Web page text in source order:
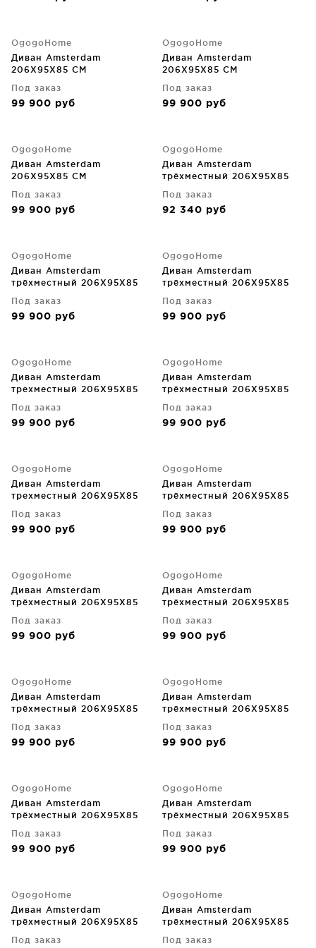
OgogoHome
Диван Amsterdam
206X95X85 CM
Под заказ
99 900 руб
OgogoHome
Диван Amsterdam
206X95X85 CM
Под заказ
99 900 руб
OgogoHome
Диван Amsterdam
206X95X85 CM
Под заказ
99 900 руб
OgogoHome
Диван Amsterdam
трёхместный 206X95X85
Под заказ
92 340 руб
OgogoHome
Диван Amsterdam
трёхместный 206X95X85
Под заказ
99 900 руб
OgogoHome
Диван Amsterdam
трёхместный 206X95X85
Под заказ
99 900 руб
OgogoHome
Диван Amsterdam
трехместный 206X95X85
Под заказ
99 900 руб
OgogoHome
Диван Amsterdam
трёхместный 206X95X85
Под заказ
99 900 руб
OgogoHome
Диван Amsterdam
трехместный 206X95X85
Под заказ
99 900 руб
OgogoHome
Диван Amsterdam
трёхместный 206X95X85
Под заказ
99 900 руб
OgogoHome
Диван Amsterdam
трёхместный 206X95X85
Под заказ
99 900 руб
OgogoHome
Диван Amsterdam
трёхместный 206X95X85
Под заказ
99 900 руб
OgogoHome
Диван Amsterdam
трёхместный 206X95X85
Под заказ
99 900 руб
OgogoHome
Диван Amsterdam
трёхместный 206X95X85
Под заказ
99 900 руб
OgogoHome
Диван Amsterdam
трёхместный 206X95X85
Под заказ
99 900 руб
OgogoHome
Диван Amsterdam
трёхместный 206X95X85
Под заказ
99 900 руб
OgogoHome
Диван Amsterdam
трёхместный 206X95X85
Под заказ
OgogoHome
Диван Amsterdam
трёхместный 206X95X85
Под заказ